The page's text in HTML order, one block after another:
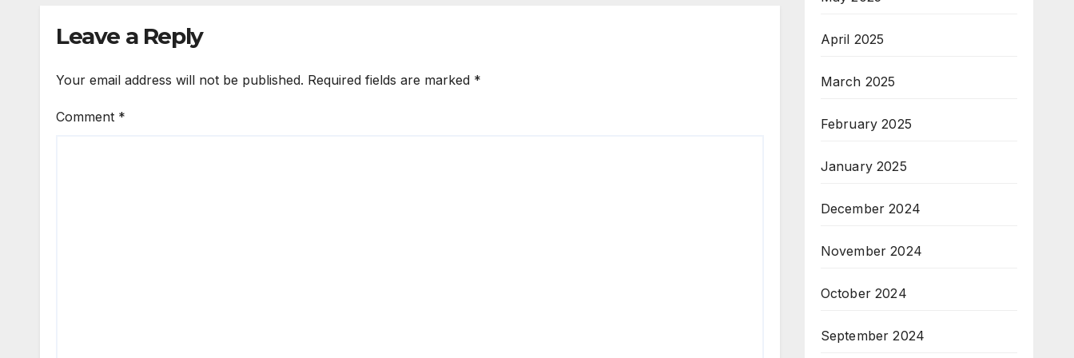
Leave a Reply
Your email address will not be published. Required fields are marked *
Comment *
April 2025
March 2025
February 2025
January 2025
December 2024
November 2024
October 2024
September 2024